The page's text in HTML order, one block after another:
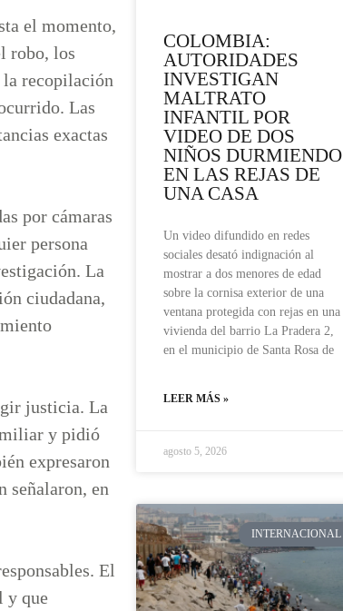
el momento,
robo, los
la recopilación
Las
exactas
por cámaras
persona
La
ciudadana,
justicia. La
y pidió
expresaron
señalaron, en
El
y que
COLOMBIA:
AUTORIDADES
INVESTIGAN
MALTRATO
INFANTIL POR
VIDEO DE DOS
NIÑOS DURMIENDO
EN LAS REJAS DE
UNA CASA
Un video difundido en redes
sociales desató indignación al
mostrar a dos menores de edad
sobre la cornisa exterior de una
ventana protegida con rejas en una
vivienda del barrio La Pradera 2,
en el municipio de Santa Rosa de
LEER MÁS »
agosto 5, 2026
INTERNACIONAL